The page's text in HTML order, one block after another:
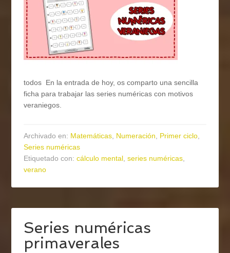
todos En la entrada de hoy, os comparto una sencilla
ficha para trabajar las series numéricas con motivos
veraniegos.
Archivado en: Matemáticas, Numeración, Primer ciclo,
Series numéricas
Etiquetado con:cálculo mental,series numéricas,
verano
Series numéricas
primaverales